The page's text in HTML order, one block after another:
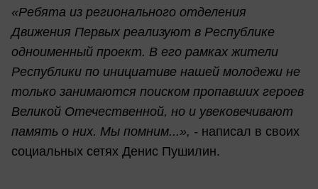
«Ребята из регионального отделения
Движения Первых реализуют в Республике
одноименный проект. В его рамках жители
Республики по инициативе нашей молодежи не
только занимаются поиском пропавших героев
Великой Отечественной, но и увековечивают
память о них. Мы помним...», - написал в своих
социальных сетях Денис Пушилин.